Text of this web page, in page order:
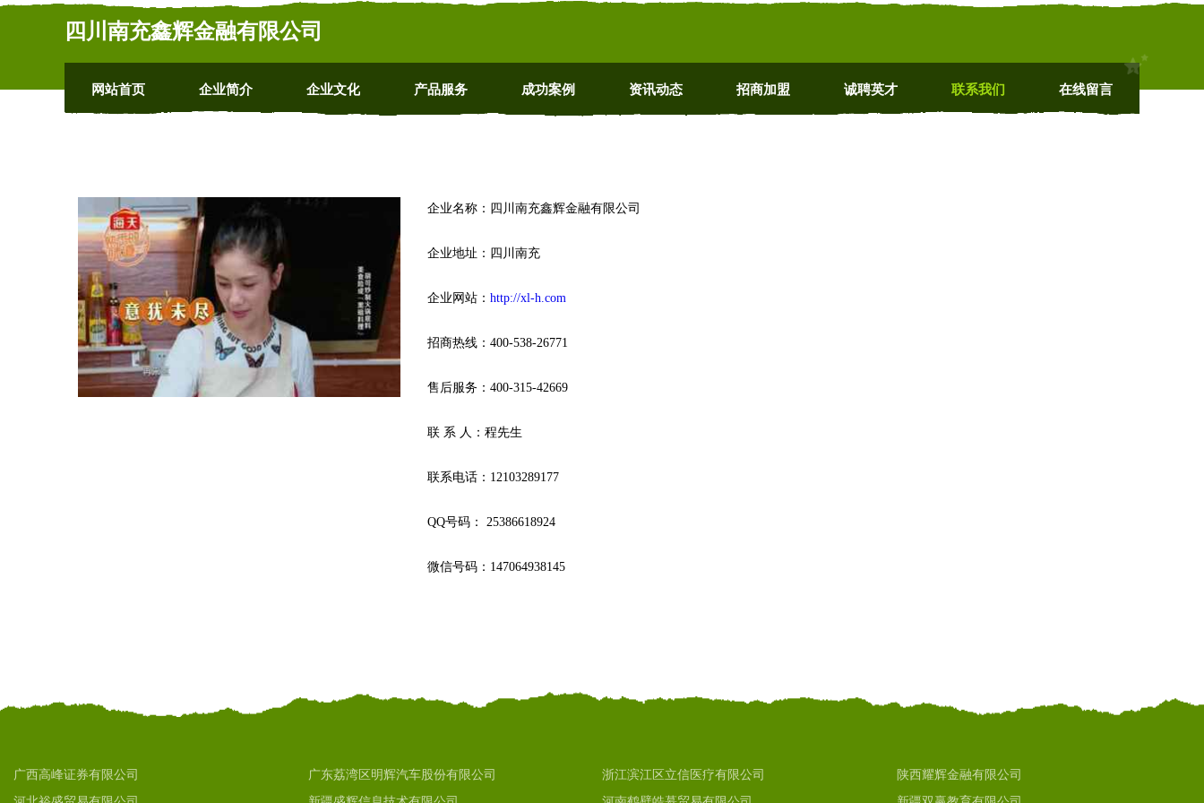
四川南充鑫辉金融有限公司
网站首页 企业简介 企业文化 产品服务 成功案例 资讯动态 招商加盟 诚聘英才 联系我们 在线留言
企业名称：四川南充鑫辉金融有限公司
企业地址：四川南充
企业网站： http://xl-h.com
招商热线：400-538-26771
售后服务：400-315-42669
联 系 人：程先生
联系电话：12103289177
QQ号码： 25386618924
微信号码：147064938145
广西高峰证券有限公司 广东荔湾区明辉汽车股份有限公司 浙江滨江区立信医疗有限公司
陕西耀辉金融有限公司